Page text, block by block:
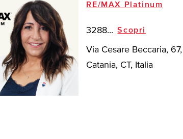
RE/MAX Platinum
3288... Scopri
Via Cesare Beccaria,
Catania, CT, Italia